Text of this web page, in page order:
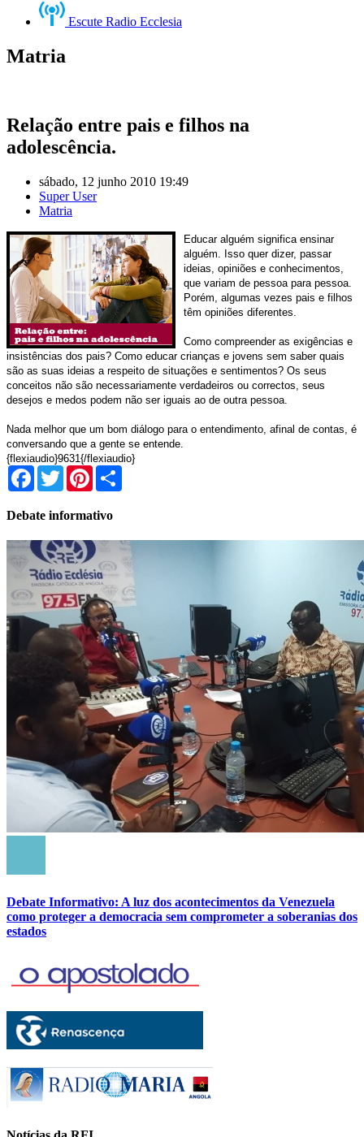
Escute Radio Ecclesia
Matria
Relação entre pais e filhos na
adolescência.
sábado, 12 junho 2010 19:49
Super User
Matria
Educar alguém significa ensinar
alguém. Isso quer dizer, passar
ideias, opiniões e conhecimentos,
que variam de pessoa para pessoa.
Porém, algumas vezes pais e filhos
têm opiniões diferentes.
Como compreender as exigências e
insistências dos pais? Como educar crianças e jovens sem saber quais
são as suas ideias a respeito de situações e sentimentos? Os seus
conceitos não são necessariamente verdadeiros ou correctos, seus
desejos e medos podem não ser iguais ao de outra pessoa.
Nada melhor que um bom diálogo para o entendimento, afinal de contas, é
conversando que a gente se entende.
{flexiaudio}9631{/flexiaudio}
Facebook
TwitterPinterest
Debate informativo
Debate Informativo: A luz dos acontecimentos da Venezuela
como proteger a democracia sem comprometer a soberanias dos
estados